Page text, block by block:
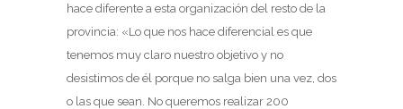
hace diferente a esta organización del resto de la
provincia: «Lo que nos hace diferencial es que
tenemos muy claro nuestro objetivo y no
desistimos de él porque no salga bien una vez, dos
o las que sean. No queremos realizar 200